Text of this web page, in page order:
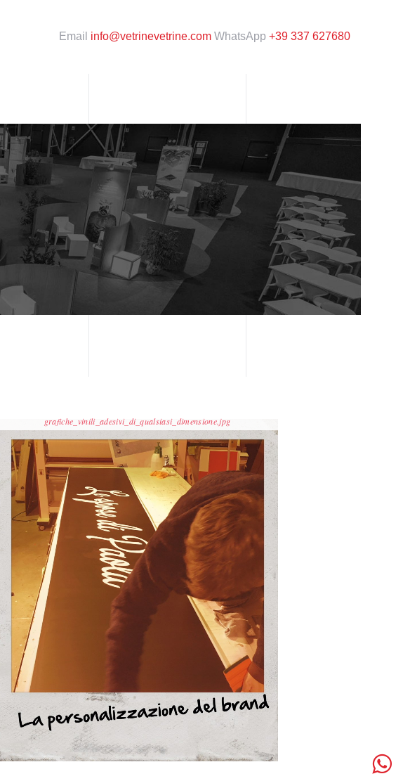
Email info@vetrinevetrine.com WhatsApp +39 337 627680
grafiche_vinili_adesivi_di_qualsiasi_dimensione.jpg